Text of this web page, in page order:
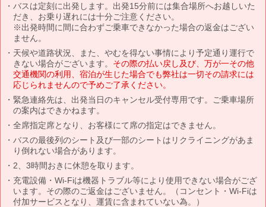
バスは定刻に出発します。出発15分前には集合場所へお越しいた
だき、お乗り遅れには十分ご注意ください。
※出発時間に間に合わずご乗車できなかった場合の返金はござい
ません。
天候や道路状況、また、やむを得ない事情により予定通り運行で
きない場合がございます。 その際の払い戻し及び、万が一その他
交通機関の利用、宿泊が生じた場合でも弊社は一切その請求には
応じられませんので予めご了承ください。
緊急連絡先は、出発当日のキャンセル受付専用です。ご乗車場所
の案内はできかねます。
全席指定席となり、お客様にて席の指定はできません。
バスの最後列のシート及び一部のシートはリクライニングがあま
り倒れない場合があります。
2、3時間おきに休憩を取ります。
充電設備・Wi-Fiは機器トラブル等により使用できない場合がござ
います。その際のご返金はございません。（コンセント・Wi-Fiは
付加サービスとなり、運賃に含まれていない為。）